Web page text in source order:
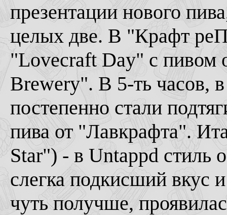
презентации нового
целых две. В "Крафт
"Lovecraft Day" с пивом
Brewery". В 5-ть часов,
постепенно стали
пива от "Лавкрафта".
Star") - в Untappd стиль
слегка подкисший вкус
чуть получше,